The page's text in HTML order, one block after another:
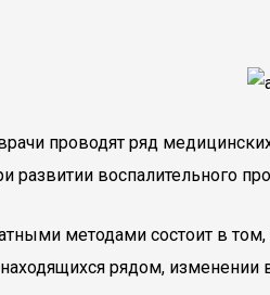
проводят ряд
воспалительного
методами состоит в
рядом, изменении